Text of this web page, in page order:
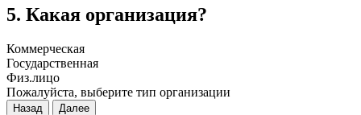
5. Какая организация?
Коммерческая
Государственная
Физ.лицо
Пожалуйста, выберите тип организации
Назад Далее